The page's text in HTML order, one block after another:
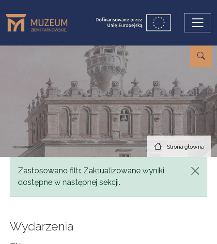
Strona główna
Komunikat
Zastosowano filtr. Zaktualizowane wyniki
dostępne w następnej sekcji.
Wydarzenia